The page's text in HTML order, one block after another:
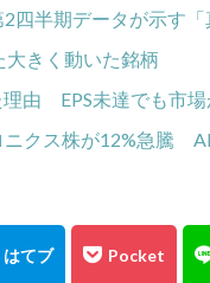
半期データが示す「
きく動いた銘柄
理由 EPS未達でも市
ニクス株が12%急騰